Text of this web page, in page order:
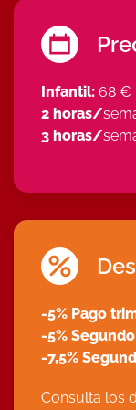
Infantil: 68 €
2 horas/
3 horas/
-5% Pago
-5%
-7,5%
Consulta los